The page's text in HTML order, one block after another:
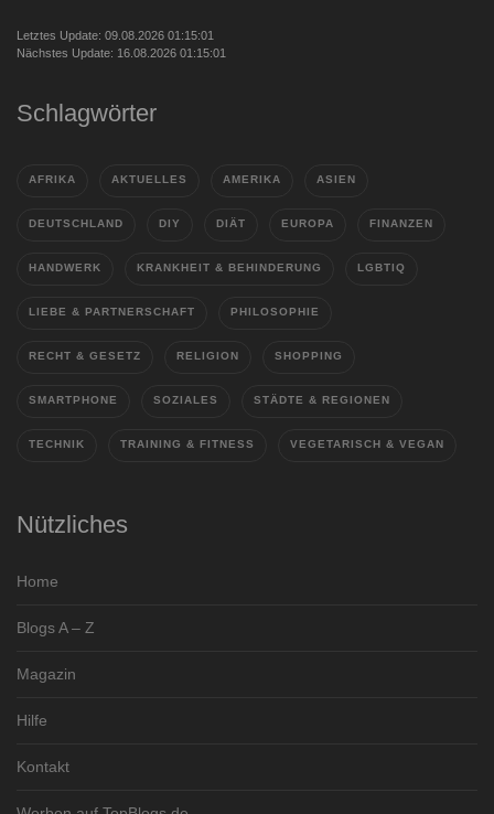
Letztes Update: 09.08.2026 01:15:01
Nächstes Update: 16.08.2026 01:15:01
Schlagwörter
AFRIKA AKTUELLES AMERIKA ASIEN
DEUTSCHLAND DIY DIÄT EUROPA FINANZEN
HANDWERK KRANKHEIT & BEHINDERUNG LGBTIQ
LIEBE & PARTNERSCHAFT PHILOSOPHIE
RECHT & GESETZ RELIGION SHOPPING
SMARTPHONE SOZIALES STÄDTE & REGIONEN
TECHNIK TRAINING & FITNESS VEGETARISCH & VEGAN
Nützliches
Home
Blogs A – Z
Magazin
Hilfe
Kontakt